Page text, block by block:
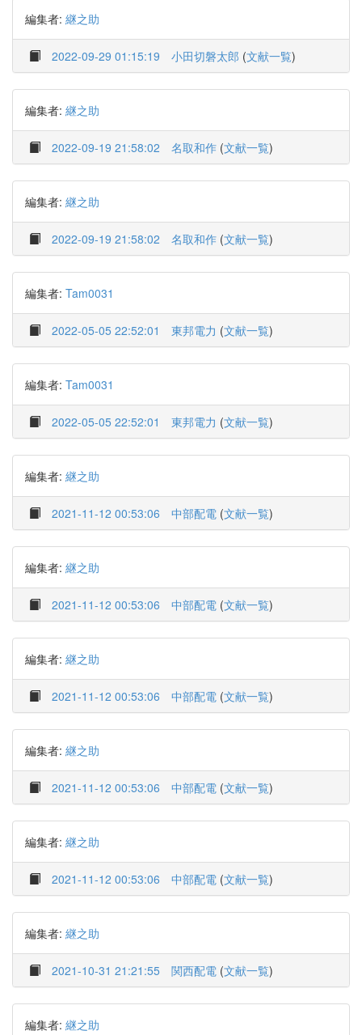
編集者: 継之助
2022-09-29 01:15:19 小田切磐太郎 (文献一覧)
編集者: 継之助
2022-09-19 21:58:02 名取和作 (文献一覧)
編集者: 継之助
2022-09-19 21:58:02 名取和作 (文献一覧)
編集者: Tam0031
2022-05-05 22:52:01 東邦電力 (文献一覧)
編集者: Tam0031
2022-05-05 22:52:01 東邦電力 (文献一覧)
編集者: 継之助
2021-11-12 00:53:06 中部配電 (文献一覧)
編集者: 継之助
2021-11-12 00:53:06 中部配電 (文献一覧)
編集者: 継之助
2021-11-12 00:53:06 中部配電 (文献一覧)
編集者: 継之助
2021-11-12 00:53:06 中部配電 (文献一覧)
編集者: 継之助
2021-11-12 00:53:06 中部配電 (文献一覧)
編集者: 継之助
2021-10-31 21:21:55 関西配電 (文献一覧)
編集者: 継之助